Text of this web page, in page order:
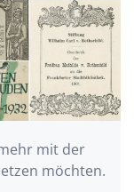
mit der
möchten.